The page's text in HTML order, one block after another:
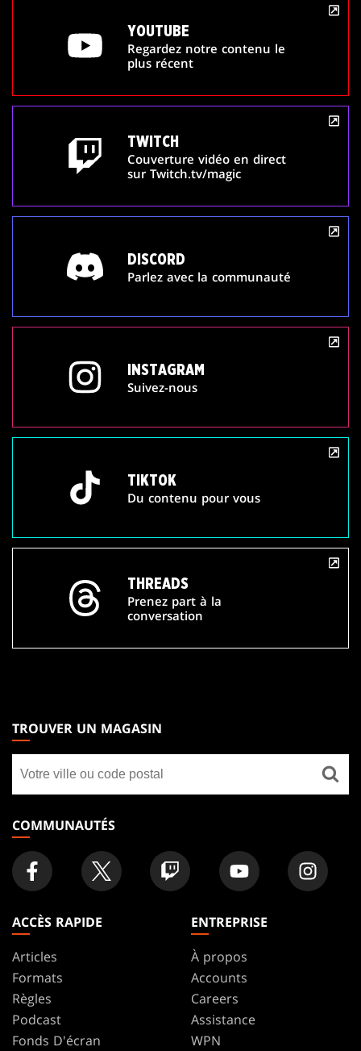
YOUTUBE
Regardez notre contenu le
plus récent
TWITCH
Couverture vidéo en direct
sur Twitch.tv/magic
DISCORD
Parlez avec la communauté
INSTAGRAM
Suivez-nous
TIKTOK
Du contenu pour vous
THREADS
Prenez part à la
conversation
THE
GATHERING
FOOTER
TROUVER UN MAGASIN
un
magasin
COMMUNAUTÉS
ACCÈS RAPIDE
Articles
Formats
Règles
Podcast
Fonds D'écran
ENTREPRISE
À propos
Accounts
Careers
Assistance
WPN